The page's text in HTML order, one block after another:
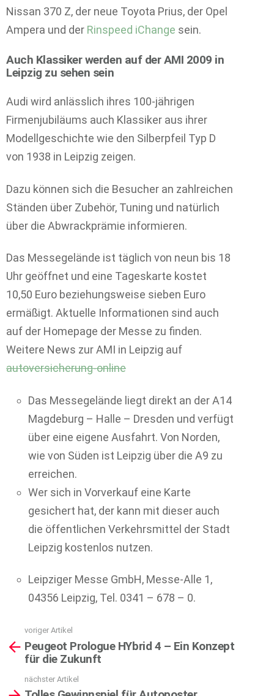
Nissan 370 Z, der neue Toyota Prius, der Opel
Ampera und der Rinspeed iChange sein.
Auch Klassiker werden auf der AMI 2009 in
Leipzig zu sehen sein
Audi wird anlässlich ihres 100-jährigen
Firmenjubiläums auch Klassiker aus ihrer
Modellgeschichte wie den Silberpfeil Typ D
von 1938 in Leipzig zeigen.
Dazu können sich die Besucher an zahlreichen
Ständen über Zubehör, Tuning und natürlich
über die Abwrackprämie informieren.
Das Messegelände ist täglich von neun bis 18
Uhr geöffnet und eine Tageskarte kostet
10,50 Euro beziehungsweise sieben Euro
ermäßigt. Aktuelle Informationen sind auch
auf der Homepage der Messe zu finden.
Weitere News zur AMI in Leipzig auf
autoversicherung-online
Das Messegelände liegt direkt an der A14
Magdeburg – Halle – Dresden und verfügt
über eine eigene Ausfahrt. Von Norden,
wie von Süden ist Leipzig über die A9 zu
erreichen.
Wer sich in Vorverkauf eine Karte
gesichert hat, der kann mit dieser auch
die öffentlichen Verkehrsmittel der Stadt
Leipzig kostenlos nutzen.
Leipziger Messe GmbH, Messe-Alle 1,
04356 Leipzig, Tel. 0341 – 678 – 0.
more
voriger Artikel
Peugeot Prologue HYbrid 4 – Ein Konzept
für die Zukunft
nächster Artikel